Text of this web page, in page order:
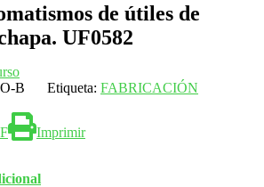
de útiles de
UF0582
B Etiqueta: FABRICACIÓN
Imprimir